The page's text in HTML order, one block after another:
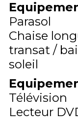
Parasol
Chaise
transat /
soleil
Télévision
Lecteur